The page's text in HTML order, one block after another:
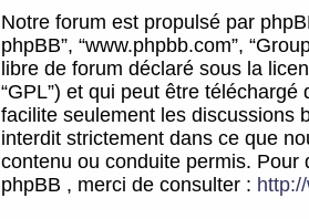
Notre forum est propulsé par
phpBB”, “www.phpbb.com”,
libre de forum déclaré sous la
“GPL”) et qui peut être téléchargé
facilite seulement les discussions
interdit strictement dans ce que
contenu ou conduite permis.
phpBB , merci de consulter :